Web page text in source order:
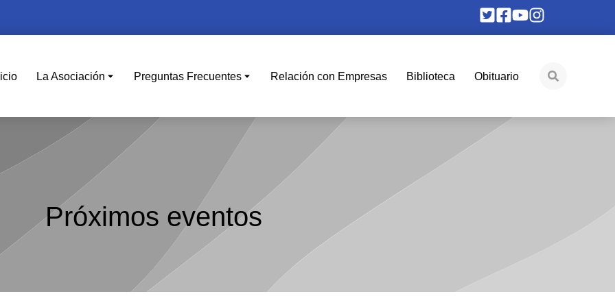
La Asociación Preguntas Frecuentes Relación con Empresas Biblioteca Obituario
Próximos eventos